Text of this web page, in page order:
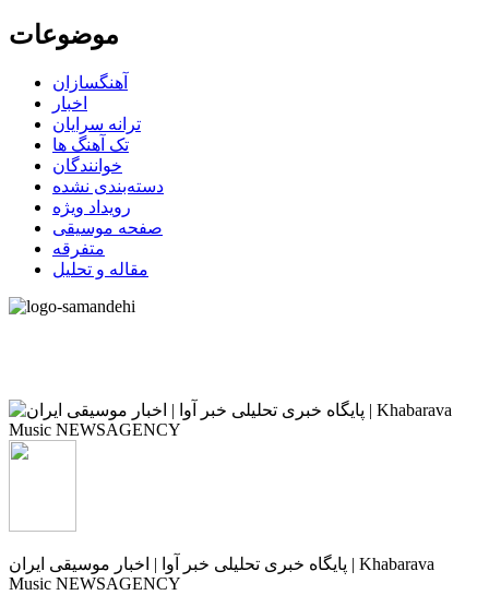
موضوعات
آهنگسازان
اخبار
ترانه سرایان
تک آهنگ ها
خوانندگان
دسته‌بندی نشده
رویداد ویژه
صفحه موسیقی
متفرقه
مقاله و تحلیل
پایگاه خبری تحلیلی خبر آوا | اخبار موسیقی ایران | Khabarava
Music NEWSAGENCY